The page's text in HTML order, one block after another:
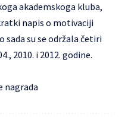
akademskoga kluba,
napis o motivaciji
sada su se održala četiri
2010. i 2012. godine.
nagrada